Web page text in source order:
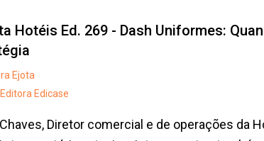
Hotéis Ed. 269 - Dash Uniformes:
Ejota
Editora Edicase
Diretor comercial e de operações da